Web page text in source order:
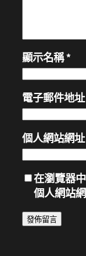
顯示名稱*
電子郵件地
個人網站網址
在瀏覽器
個人網站